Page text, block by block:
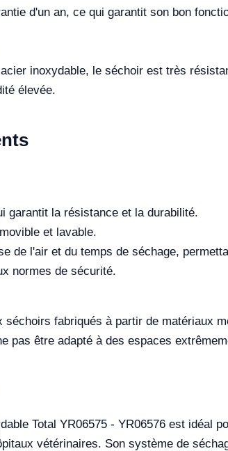
d'un an, ce qui garantit son bon
inoxydable, le séchoir est très
élevée.
garantit la résistance et la durabilité.
et lavable.
de l'air et du temps de séchage,
normes de sécurité.
séchoirs fabriqués à partir de matériaux
pas être adapté à des espaces
Total YR06575 - YR06576 est idéal
vétérinaires. Son système de